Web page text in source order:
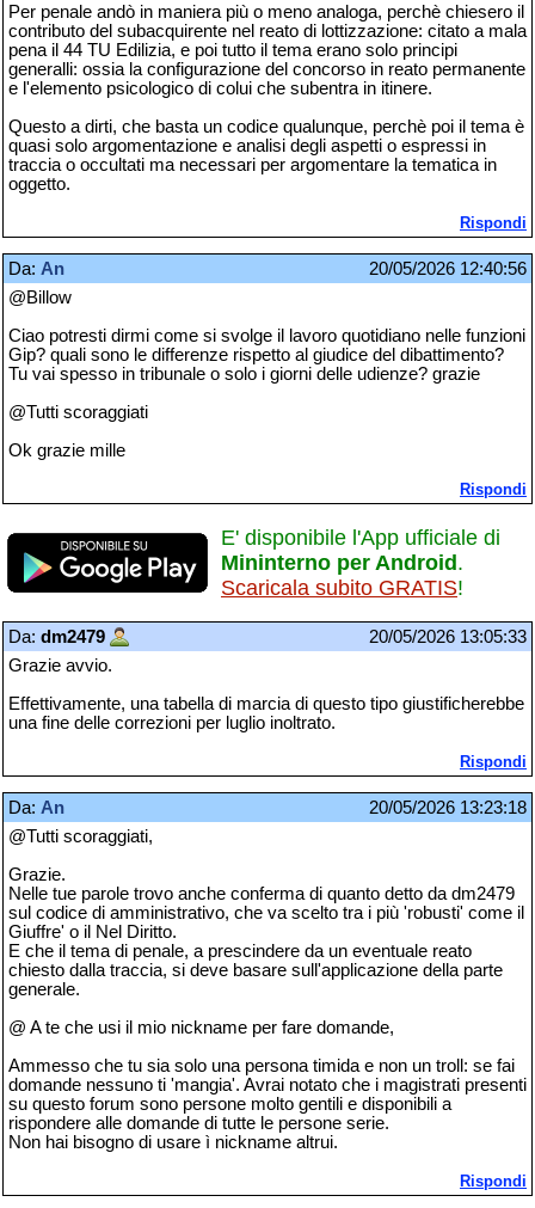
Per penale andò in maniera più o meno analoga, perchè chiesero il
contributo del subacquirente nel reato di lottizzazione: citato a mala
pena il 44 TU Edilizia, e poi tutto il tema erano solo principi
generalli: ossia la configurazione del concorso in reato permanente
e l'elemento psicologico di colui che subentra in itinere.
Questo a dirti, che basta un codice qualunque, perchè poi il tema è
quasi solo argomentazione e analisi degli aspetti o espressi in
traccia o occultati ma necessari per argomentare la tematica in
oggetto.
Rispondi
Da: An
20/05/2026 12:40:56
@Billow
Ciao potresti dirmi come si svolge il lavoro quotidiano nelle funzioni
Gip? quali sono le differenze rispetto al giudice del dibattimento?
Tu vai spesso in tribunale o solo i giorni delle udienze? grazie
@Tutti scoraggiati
Ok grazie mille
Rispondi
E' disponibile l'App ufficiale di
Mininterno per Android.
Scaricala subito GRATIS!
Da: dm2479
20/05/2026 13:05:33
Grazie avvio.
Effettivamente, una tabella di marcia di questo tipo giustificherebbe
una fine delle correzioni per luglio inoltrato.
Rispondi
Da: An
20/05/2026 13:23:18
@Tutti scoraggiati,
Grazie.
Nelle tue parole trovo anche conferma di quanto detto da dm2479
sul codice di amministrativo, che va scelto tra i più 'robusti' come il
Giuffre' o il Nel Diritto.
E che il tema di penale, a prescindere da un eventuale reato
chiesto dalla traccia, si deve basare sull'applicazione della parte
generale.
@ A te che usi il mio nickname per fare domande,
Ammesso che tu sia solo una persona timida e non un troll: se fai
domande nessuno ti 'mangia'. Avrai notato che i magistrati presenti
su questo forum sono persone molto gentili e disponibili a
rispondere alle domande di tutte le persone serie.
Non hai bisogno di usare ì nickname altrui.
Rispondi